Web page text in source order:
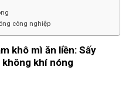
công nghiệp
khô mì ăn liền: Sấy
không khí nóng